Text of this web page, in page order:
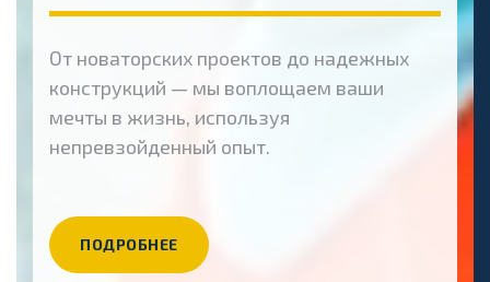
От новаторских проектов до надежных
конструкций — мы воплощаем ваши
мечты в жизнь, используя
непревзойденный опыт.
ПОДРОБНЕЕ